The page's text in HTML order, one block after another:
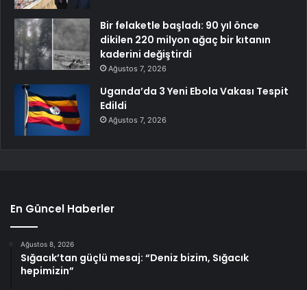
Bir felaketle başladı: 90 yıl önce
dikilen 220 milyon ağaç bir kıtanın
kaderini değiştirdi
Ağustos 7, 2026
Uganda’da 3 Yeni Ebola Vakası Tespit
Edildi
Ağustos 7, 2026
En Güncel Haberler
Ağustos 8, 2026
Sığacık’tan güçlü mesaj: “Deniz bizim, Sığacık
hepimizin”